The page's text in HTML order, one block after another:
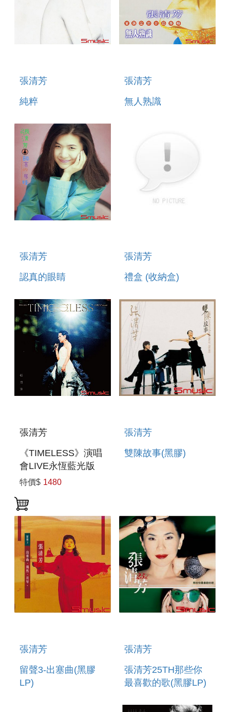
張清芳
純粹
張清芳
無人熟識
張清芳
認真的眼睛
張清芳
禮盒 (收納盒)
張清芳
《TIMELESS》演唱
會LIVE永恆藍光版
特價$ 1480
張清芳
雙陳故事(黑膠)
張清芳
留聲3-出塞曲(黑膠
LP)
張清芳
張清芳25TH那些你
最喜歡的歌(黑膠LP)